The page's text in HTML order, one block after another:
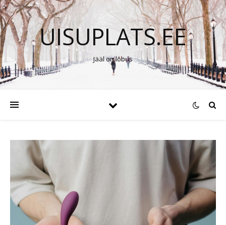
UISUPLATS.EE
Jääl on lõbus